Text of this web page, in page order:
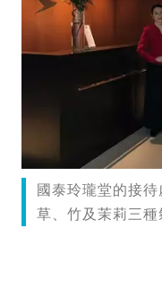
國泰玲瓏堂的接
草、竹及茉莉三種